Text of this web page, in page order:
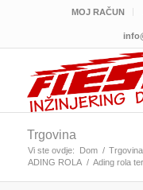
MOJ RAČUN
Trgovina
Vi ste ovdje: Dom / Trgovina
ADING ROLA / Ading rola